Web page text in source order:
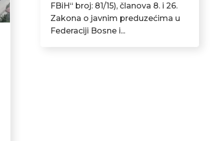
FBiH“ broj: 81/15), članova 8. i 26.
Zakona o javnim preduzećima u
Federaciji Bosne i...